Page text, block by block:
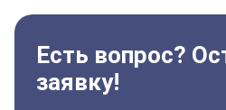
Есть вопрос?
заявку!